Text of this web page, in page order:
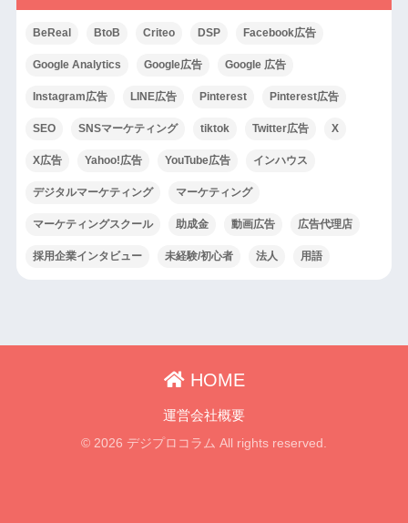
BeReal BtoB Criteo DSP Facebook広告
Google Analytics Google広告 Google 広告
Instagram広告 LINE広告 Pinterest Pinterest広告
SEO SNSマーケティング tiktok Twitter広告 X
X広告 Yahoo!広告 YouTube広告 インハウス
デジタルマーケティング マーケティング
マーケティングスクール 助成金 動画広告 広告代理店
採用企業インタビュー 未経験/初心者 法人 用語
HOME
運営会社概要
© 2026 デジプロコラム All rights reserved.